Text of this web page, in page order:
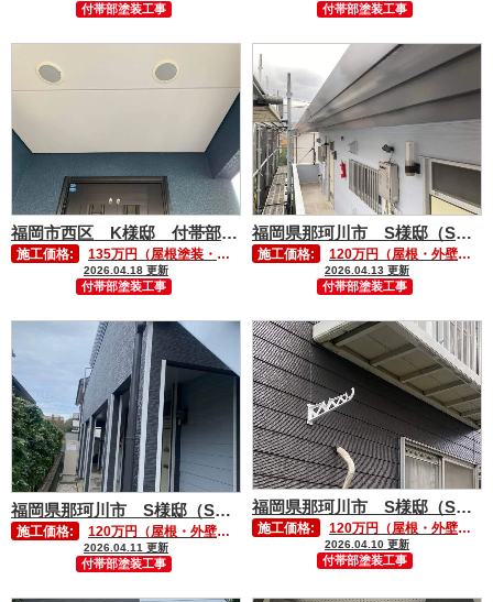
付帯部塗装工事 付帯部塗装工事
福岡市西区 K様邸 付帯部塗装工事①
施工価格: 135万円（屋根塗装・外壁塗装含む）
2026.04.18 更新
付帯部塗装工事
福岡県那珂川市 S様邸（Sハイツ）付帯部塗装工事⑤
施工価格: 120万円（屋根・外壁塗装含む）
2026.04.13 更新
付帯部塗装工事
福岡県那珂川市 S様邸（Sハイツ）付帯部塗装工事④
施工価格: 120万円（屋根・外壁塗装含む）
2026.04.11 更新
付帯部塗装工事
福岡県那珂川市 S様邸（Sハイツ）付帯部塗装工事③
施工価格: 120万円（屋根・外壁塗装含む）
2026.04.10 更新
付帯部塗装工事